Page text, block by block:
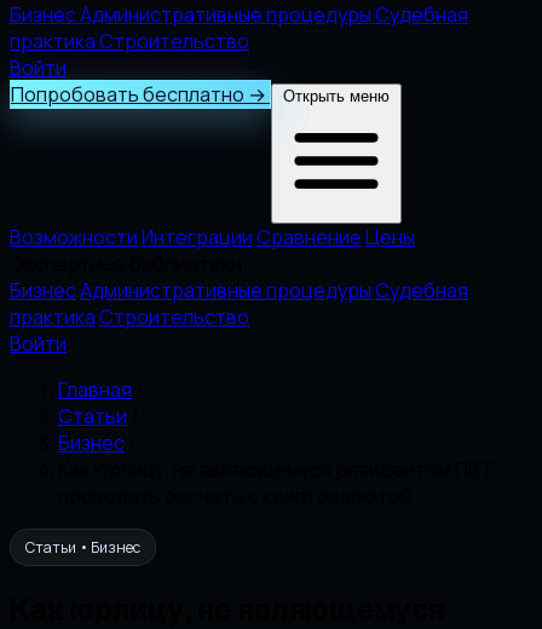
БизнесАдминистративные процедурыСудебная
практикаСтроительство
Войти
Попробовать бесплатно → Открыть меню
ВозможностиИнтеграцииСравнениеЦены
БизнесАдминистративные процедурыСудебная
практикаСтроительство
Войти
Главная
Статьи
Бизнес
Статьи • Бизнес